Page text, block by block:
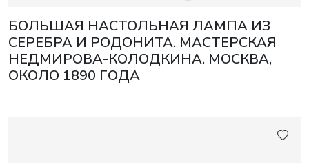
БОЛЬШАЯ НАСТОЛЬНАЯ ЛАМПА ИЗ
СЕРЕБРА И РОДОНИТА. МАСТЕРСКАЯ
НЕДМИРОВА-КОЛОДКИНА. МОСКВА,
ОКОЛО 1890 ГОДА